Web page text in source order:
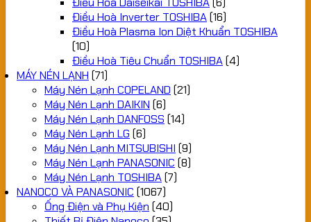
Điều Hoà Inverter TOSHIBA(16)
Điều Hoà Plasma Ion Diệt Khuẩn TOSHIBA
(10)
Điều Hoà Tiêu Chuẩn TOSHIBA(4)
MÁY NÉN LẠNH (71)
Máy Nén Lạnh COPELAND (21)
Máy Nén Lạnh DAIKIN (6)
Máy Nén Lạnh DANFOSS (14)
Máy Nén Lạnh LG (6)
Máy Nén Lạnh MITSUBISHI (9)
Máy Nén Lạnh PANASONIC (8)
Máy Nén Lạnh TOSHIBA(7)
NANOCO VÀ PANASONIC (1067)
Ống Điện và Phụ Kiện (40)